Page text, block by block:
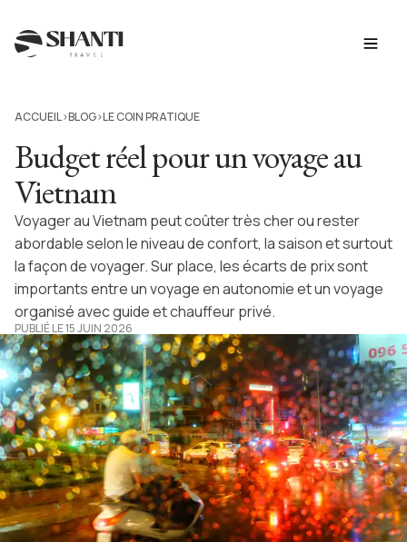
ACCUEIL>BLOG>LE COIN PRATIQUE
Budget réel pour un voyage au
Vietnam
Voyager au Vietnam peut coûter très cher ou rester
abordable selon le niveau de confort, la saison et surtout
la façon de voyager. Sur place, les écarts de prix sont
importants entre un voyage en autonomie et un voyage
organisé avec guide et chauffeur privé.
PUBLIÉ LE 15 JUIN 2026